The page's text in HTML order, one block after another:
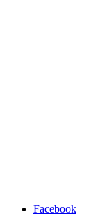
Facebook